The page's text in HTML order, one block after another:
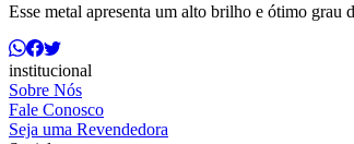
Esse metal apresenta um alto brilho e ótimo grau
institucional
Sobre Nós
Fale Conosco
Seja uma Revendedora